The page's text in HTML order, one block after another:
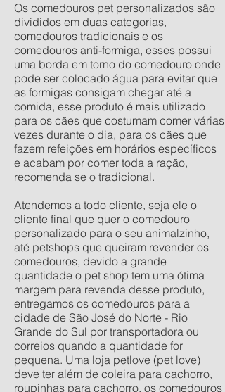
Os comedouros pet personalizados são
divididos em duas categorias,
comedouros tradicionais e os
comedouros anti-formiga, esses possui
uma borda em torno do comedouro onde
pode ser colocado água para evitar que
as formigas consigam chegar até a
comida, esse produto é mais utilizado
para os cães que costumam comer várias
vezes durante o dia, para os cães que
fazem refeições em horários específicos
e acabam por comer toda a ração,
recomenda se o tradicional.
Atendemos a todo cliente, seja ele o
cliente final que quer o comedouro
personalizado para o seu animalzinho,
até petshops que queiram revender os
comedouros, devido a grande
quantidade o pet shop tem uma ótima
margem para revenda desse produto,
entregamos os comedouros para a
cidade de São José do Norte - Rio
Grande do Sul por transportadora ou
correios quando a quantidade for
pequena. Uma loja petlove (pet love)
deve ter além de coleira para cachorro,
roupinhas para cachorro, os comedouros